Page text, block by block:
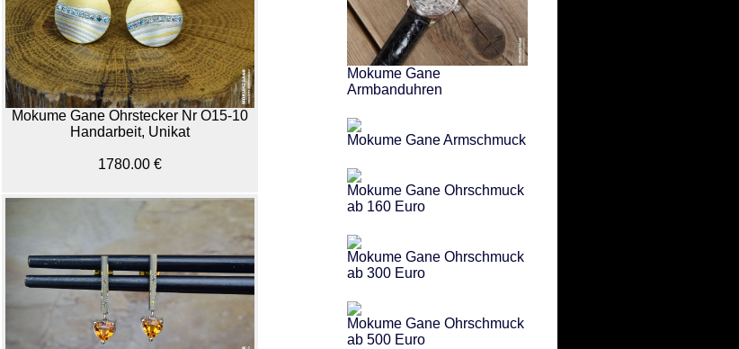
Mokume Gane Ohrstecker Nr O15-10
Handarbeit, Unikat
1780.00 €
Mokume Gane
Armbanduhren
Mokume Gane Armschmuck
Mokume Gane Ohrschmuck
ab 160 Euro
Mokume Gane Ohrschmuck
ab 300 Euro
Mokume Gane Ohrschmuck
ab 500 Euro